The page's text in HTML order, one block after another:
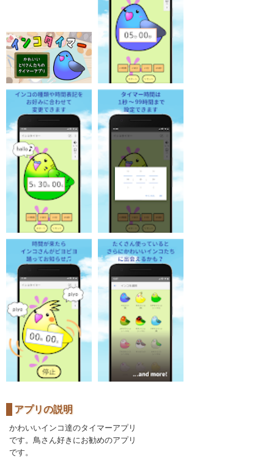
アプリの説明
かわいいインコ達のタイマーアプリ
です。鳥さん好きにお勧めのアプリ
です。